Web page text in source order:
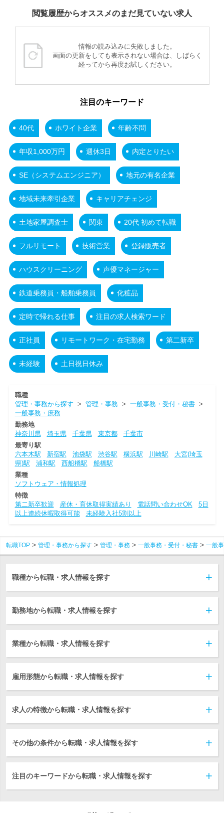
閲覧履歴からオススメのまだ見ていない求人
情報の読み込みに失敗しました。
画面の更新をしても表示されない場合は、しばらく
経ってから再度お試しください。
注目のキーワード
40代 ホワイト企業 年齢不問
年収1,000万円 週休3日 内定とりたい
SE（システムエンジニア） 地元の有名企業
地域未来牽引企業 キャリアチェンジ
土地家屋調査士 関東 20代 初めて転職
フルリモート 技術営業 登録販売者
ハウスクリーニング 声優マネージャー
鉄道乗務員・船舶乗務員 化粧品
定時で帰れる仕事 注目の求人検索ワード
正社員 リモートワーク・在宅勤務 第二新卒
未経験 土日祝日休み
職種
管理・事務から探す > 管理・事務> 一般事務・受付・秘書>
一般事務・庶務
勤務地
神奈川県
埼玉県 千葉県 東京都
千葉市
最寄り駅
六本木駅
新宿駅 池袋駅 渋谷駅 横浜駅 川崎駅
大宮(埼玉
県)駅
浦和駅 西船橋駅
船橋駅
業種
ソフトウェア・情報処理
特徴
第二新卒歓迎
産休・育休取得実績あり 電話問い合わせOK
5日
以上連続休暇取得可能
未経験入社5割以上
転職TOP 管理・事務から探す 管理・事務 一般事務・受付・秘書 一般
職種から転職・求人情報を探す
勤務地から転職・求人情報を探す
業種から転職・求人情報を探す
雇用形態から転職・求人情報を探す
求人の特徴から転職・求人情報を探す
その他の条件から転職・求人情報を探す
注目のキーワードから転職・求人情報を探す